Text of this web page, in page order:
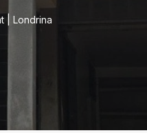
| Londrina